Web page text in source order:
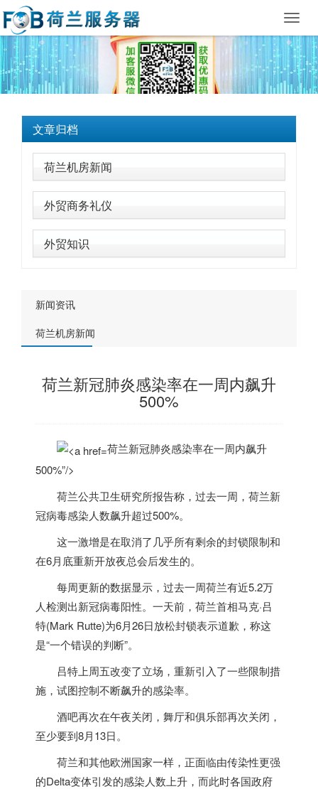
文章归档
荷兰机房新闻
外贸商务礼仪
外贸知识
新闻资讯
荷兰机房新闻
荷兰新冠肺炎感染率在一周内飙升
500%
荷兰新冠肺炎感染率在一周内飙升
500%”/>
荷兰公共卫生研究所报告称，过去一周， 荷兰新
冠病毒感染人数飙升超过500%。
这一激增是在取消了几乎所有剩余的封锁限制和
在6月底重新开放夜总会后发生的。
每周更新的数据显示，过去一周荷兰有近5.2万
人检测出新冠病毒阳性。一天前， 荷兰首相马克·吕
特(Mark Rutte)为6月26日放松封锁表示道歉，称这
是“一个错误的判断”。
吕特上周五改变了立场，重新引入了一些限制措
施，试图控制不断飙升的感染率。
酒吧再次在午夜关闭，舞厅和俱乐部再次关闭，
至少要到8月13日。
荷兰和其他欧洲国家一样，正面临由传染性更强
的Delta变体引发的感染人数上升，而此时各国政府